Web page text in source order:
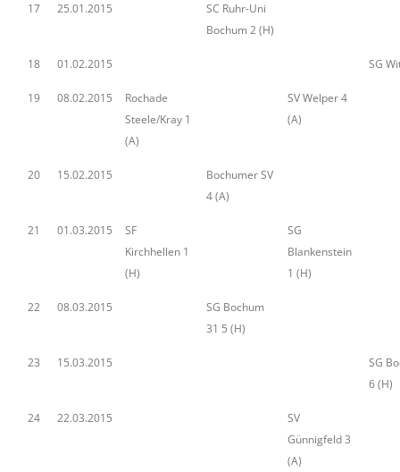
17 25.01.2015
SC Ruhr-Uni
Bochum 2 (H)
18 01.02.2015 SG
19 08.02.2015
Rochade
Steele/Kray 1
(A)
SV Welper 4
(A)
20 15.02.2015
Bochumer SV
4 (A)
21 01.03.2015
SF
Kirchhellen 1
(H)
SG
Blankenstein
1 (H)
22 08.03.2015
SG Bochum
31 5 (H)
23 15.03.2015
SG
6 (H)
24 22.03.2015
SV
Günnigfeld 3
(A)